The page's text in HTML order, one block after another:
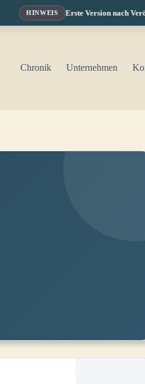
HINWEIS Erste Version nach
Chronik Unternehmen